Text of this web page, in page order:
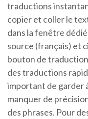
traductions
copier et coller le
dans la fenêtre
source (français) et
bouton de
des traductions
important de garder
manquer de
des phrases. Pour